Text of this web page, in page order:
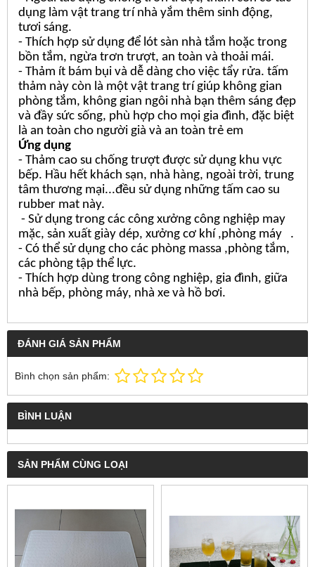
dụng làm vật trang trí nhà yắm thêm sinh động,
tươi sáng.
- Thích hợp sử dụng để lót sàn nhà tắm hoặc trong
bồn tắm, ngừa trơn trượt, an toàn và thoải mái.
- Thảm ít bám bụi và dễ dàng cho việc tẩy rửa. tấm
thảm này còn là một vật trang trí giúp không gian
phòng tắm, không gian ngôi nhà bạn thêm sáng đẹp
và đầy sức sống, phù hợp cho mọi gia đình, đặc biệt
là an toàn cho người già và an toàn trẻ em
Ứng dụng
- Thảm cao su chống trượt được sử dụng khu vực
bếp. Hầu hết khách sạn, nhà hàng, ngoài trời, trung
tâm thương mại...đều sử dụng những tấm cao su
rubber mat này.
- Sử dụng trong các công xưởng công nghiệp may
mặc, sản xuất giày dép, xưởng cơ khí ,phòng máy .
- Có thể sử dụng cho các phòng massa ,phòng tắm,
các phòng tập thể lực.
- Thích hợp dùng trong công nghiệp, gia đình, giữa
nhà bếp, phòng máy, nhà xe và hồ bơi.
ĐÁNH GIÁ SẢN PHẨM
Bình chọn sản phẩm:
BÌNH LUẬN
SẢN PHẨM CÙNG LOẠI